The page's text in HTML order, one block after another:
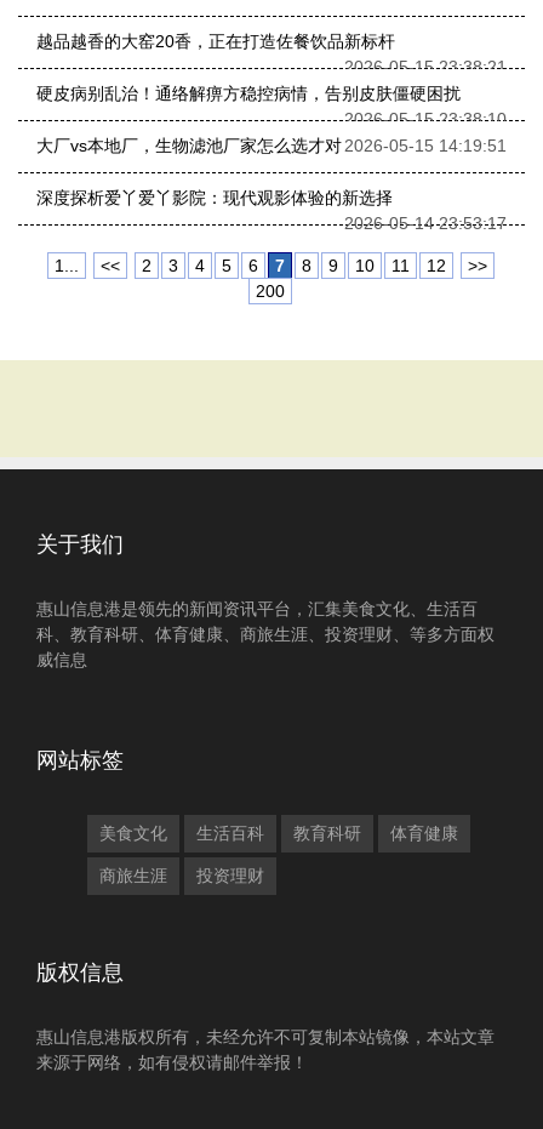
越品越香的大窑20香，正在打造佐餐饮品新标杆
2026-05-15 23:38:21
硬皮病别乱治！通络解痹方稳控病情，告别皮肤僵硬困扰
2026-05-15 23:38:10
大厂vs本地厂，生物滤池厂家怎么选才对2026-05-15 14:19:51
深度探析爱丫爱丫影院：现代观影体验的新选择
2026-05-14 23:53:17
1... << 2 3 4 5 6 7 8 9 10 11 12
>>
200
关于我们
惠山信息港是领先的新闻资讯平台，汇集美食文化、生活百
科、教育科研、体育健康、商旅生涯、投资理财、等多方面权
威信息
网站标签
美食文化 生活百科 教育科研 体育健康
商旅生涯 投资理财
版权信息
惠山信息港版权所有，未经允许不可复制本站镜像，本站文章
来源于网络，如有侵权请邮件举报！